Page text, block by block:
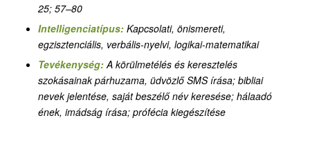
25; 57–80
Intelligenciatípus: Kapcsolati, önismereti,
egzisztenciális, verbális-nyelvi, logikai-matematikai
Tevékenység: A körülmetélés és keresztelés
szokásainak párhuzama, üdvözlő SMS írása; bibliai
nevek jelentése, saját beszélő név keresése; hálaadó
ének, imádság írása; prófécia kiegészítése